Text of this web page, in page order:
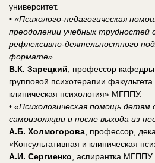
университет.
• «Психолого-педагогическая
преодолении учебных трудностей
рефлексивно-деятельностного
формате».
В.К. Зарецкий, профессор кафедры
групповой психотерапии
клиническая психология» МГППУ.
• «Психологическая помощь детям
самоизоляции и после выхода из
А.Б. Холмогорова, профессор,
«Консультативная и клиническая
А.И. Сергиенко, аспирантка МГППУ.